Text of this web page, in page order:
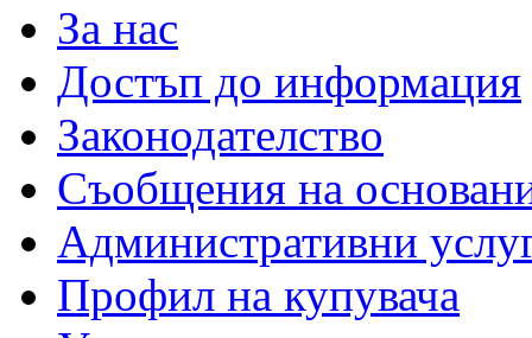
За нас
Достъп до информация
Законодателство
Съобщения на
Административни
Профил на купувача